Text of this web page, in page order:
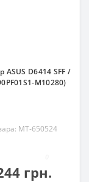
ASUS D6414 SFF /
M10280)
MT-650524
грн.